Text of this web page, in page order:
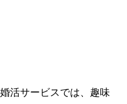
活サービスでは、趣味